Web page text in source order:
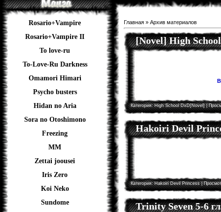
Rosario+Vampire
Rosario+Vampire II
To love-ru
To-Love-Ru Darkness
Omamori Himari
Psycho busters
Hidan no Aria
Sora no Otoshimono
Freezing
ММ
Zettai joousei
Iris Zero
Koi Neko
Sundome
Главная » Архив материалов
[Novel] High
Категория:High School DxD[Novel]|
Hakoiri Devil
Категория:Hakoiri Devil Princess|
Trinity Seven 5-6